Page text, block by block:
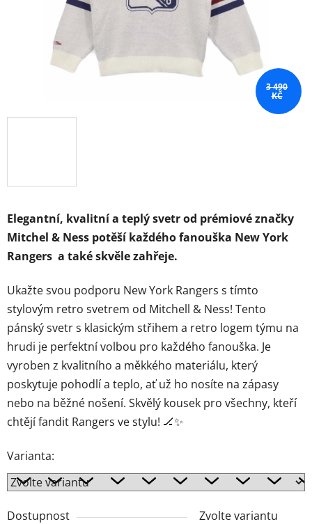
Elegantní, kvalitní a teplý svetr od prémiové značky
Mitchel & Ness potěší každého fanouška New York
Rangers a také skvěle zahřeje.
Ukažte svou podporu New York Rangers s tímto
stylovým retro svetrem od Mitchell & Ness! Tento
pánský svetr s klasickým střihem a retro logem týmu na
hrudi je perfektní volbou pro každého fanouška. Je
vyroben z kvalitního a měkkého materiálu, který
poskytuje pohodlí a teplo, ať už ho nosíte na zápasy
nebo na běžné nošení. Skvělý kousek pro všechny, kteří
chtějí fandit Rangers ve stylu! 🏒✨
Varianta:
Dostupnost
Zvolte variantu
3 490
KČ